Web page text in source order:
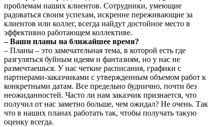
проблемам наших клиентов. Сотрудники, умеющие
радоваться своим успехам, искренне переживающие за
клиентов или коллег, всегда найдут достойное место в
эффективно работающем коллективе.
– Ваши планы на ближайшее время?
– Планы – это замечательная тема, в которой есть где
разгуляться буйным идеям и фантазиям, но у нас не
размечтаешься. У нас четкие расписания, графики с
партнерами-заказчиками с утвержденным объемом работ к
конкретными датам. Все предельно буднично, почти без
неожиданностей. Часто ли нам заказчик признается, что
получил от нас заметно больше, чем ожидал? Не очень. Так
что в наших планах работать так, чтобы получать такую
оценку всегда.